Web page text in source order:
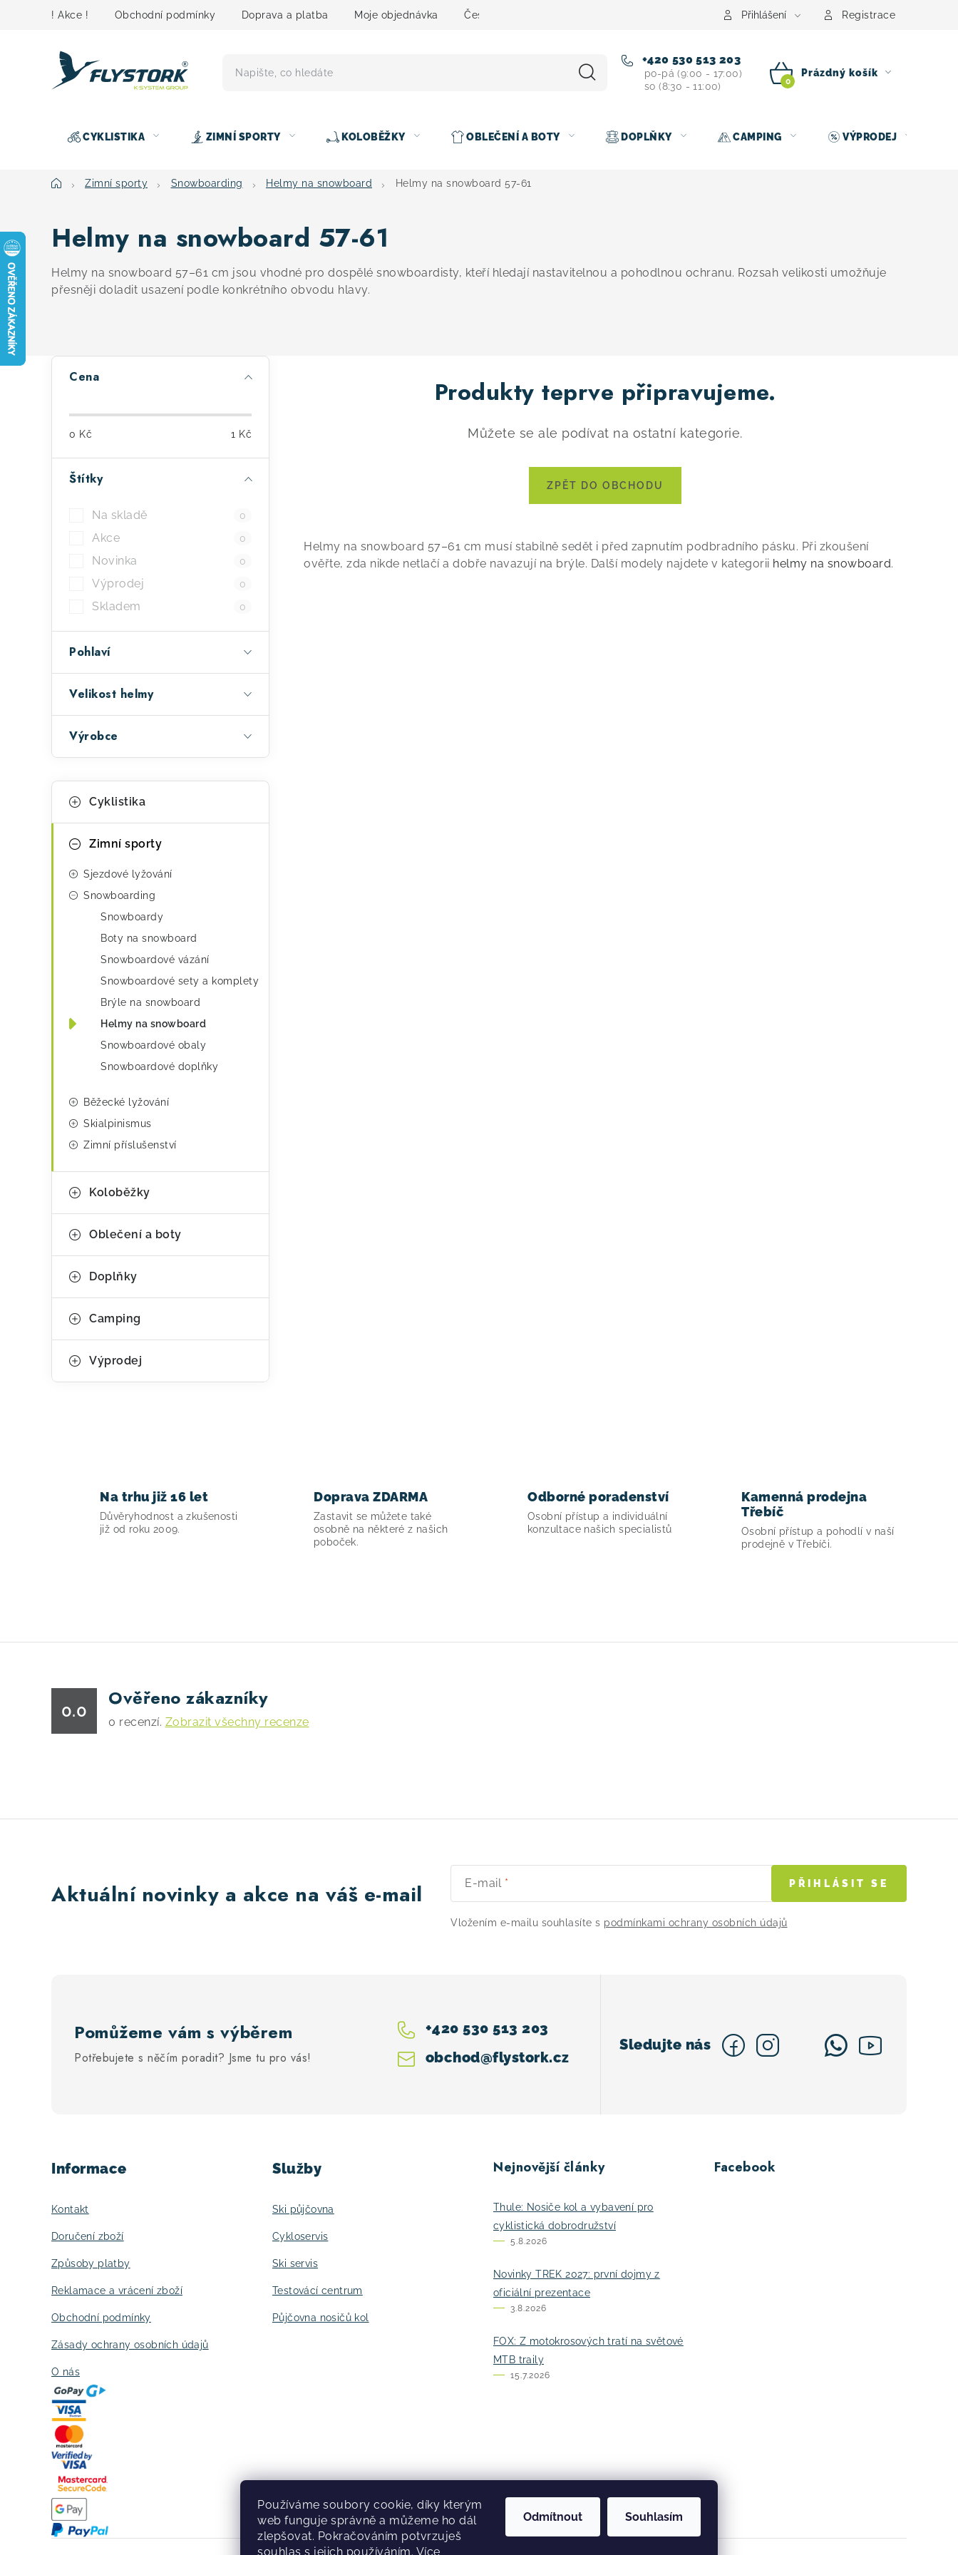
Používáme soubory cookie, díky kterým
web funguje správně a můžeme ho dál
zlepšovat. Pokračováním potvrzuješ
souhlas s jejich používáním. Více
Odmítnout Souhlasím
! Akce ! Obchodní podmínky Doprava a platba Moje objednávka Čeština Půjčovna nosičů kol Kontakt
Přihlášení Registrace
+420 530 513 203
po-pá (9:00 - 17:00)
so (8:30 - 11:00)
NÁKUPNÍ
Prázdný košík
CYKLISTIKA ZIMNÍ SPORTY KOLOBĚŽKY OBLEČENÍ A BOTY DOPLŇKY CAMPING VÝPRODEJ
DomůZimní sporty Snowboarding Helmy na snowboard Helmy na snowboard 57-61
Helmy na snowboard 57-61
Helmy na snowboard 57–61 cm jsou vhodné pro dospělé snowboardisty, kteří hledají nastavitelnou a pohodlnou ochranu. Rozsah velikosti umožňuje
přesněji doladit usazení podle konkrétního obvodu hlavy.
P
t
a
n
l
Cena
0 Kč 1 Kč
Štítky
Na skladě 0
Akce 0
Novinka 0
Výprodej 0
Skladem 0
Pohlaví
Velikost helmy
Výrobce
Přeskočit
kategorie
K
a
Cyklistika
Zimní sporty
Sjezdové lyžování
Snowboarding
Snowboardy
Boty na snowboard
Snowboardové vázání
Snowboardové sety a komplety
Brýle na snowboard
Helmy na snowboard
Snowboardové obaly
Snowboardové doplňky
Běžecké lyžování
Skialpinismus
Zimní příslušenství
Koloběžky
Oblečení a boty
Doplňky
Camping
Výprodej
Produkty teprve připravujeme.
Můžete se ale podívat na ostatní kategorie.
ZPĚT DO OBCHODU
Helmy na snowboard 57–61 cm musí stabilně sedět i před zapnutím podbradního pásku. Při zkoušení
ověřte, zda nikde netlačí a dobře navazují na brýle. Další modely najdete v kategorii helmy na snowboard.
Na trhu již 16 let
Důvěryhodnost a zkušenosti
již od roku 2009.
Doprava ZDARMA
Zastavit se můžete také
osobně na některé z našich
poboček.
Odborné poradenství
Osobní přístup a individuální
konzultace našich specialistů
Kamenná prodejna
Třebíč
Osobní přístup a pohodlí v naší
prodejně v Třebíči.
0.0
Ověřeno zákazníky
0 recenzí. Zobrazit všechny recenze
Aktuální novinky a akce na váš e-mail E-mail
Vložením e-mailu souhlasíte s podmínkami ochrany osobních údajů
PŘIHLÁSIT SE
Pomůžeme vám s výběrem
Potřebujete s něčím poradit? Jsme tu pro vás! obchod@flystork.cz
+420 530 513 203
Informace
Kontakt
Doručení zboží
Způsoby platby
Reklamace a vrácení zboží
Obchodní podmínky
Zásady ochrany osobních údajů
O nás
Služby
Ski půjčovna
Cykloservis
Ski servis
Testovácí centrum
Půjčovna nosičů kol
Nejnovější články
Thule: Nosiče kol a vybavení pro
cyklistická dobrodružství
5.8.2026
Novinky TREK 2027: první dojmy z
oficiální prezentace
3.8.2026
FOX: Z motokrosových tratí na světové
MTB traily
15.7.2026
Facebook